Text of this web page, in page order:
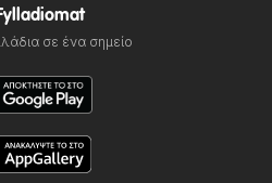
σε ένα σημείο